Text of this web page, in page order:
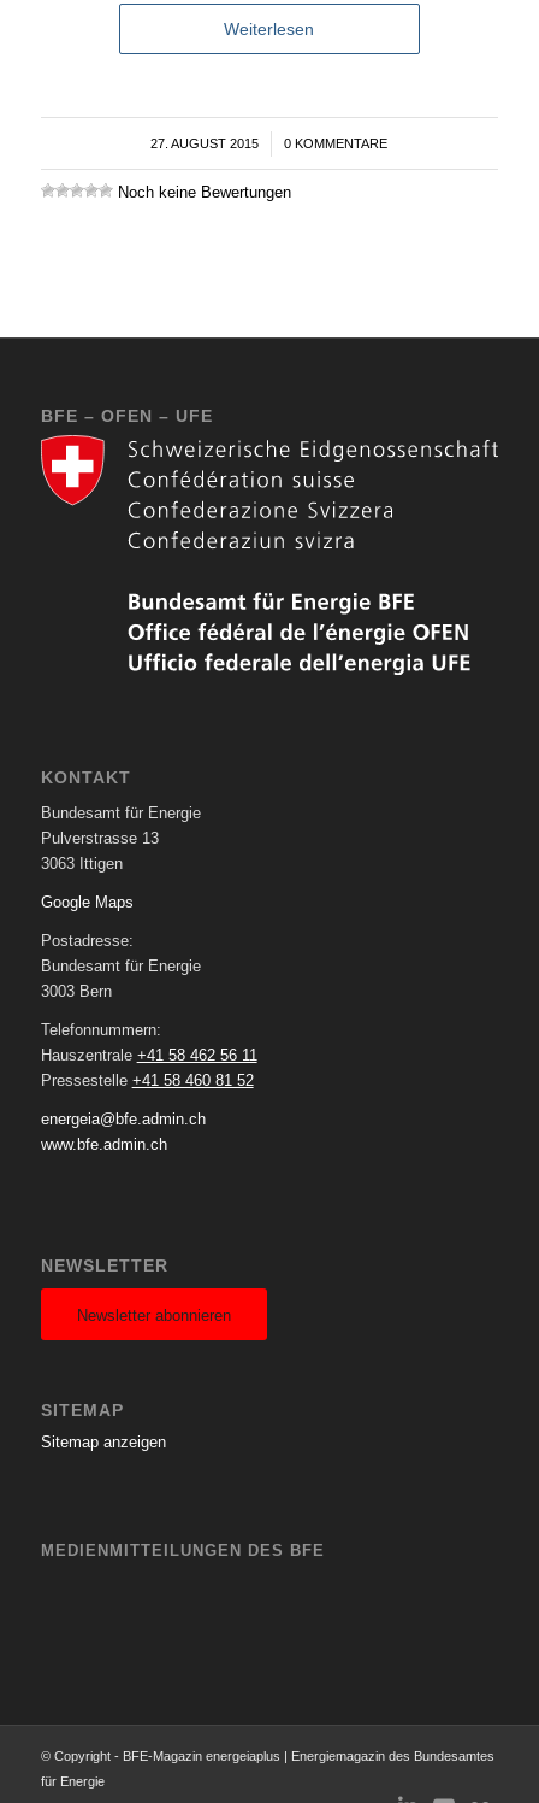
Weiterlesen
27. AUGUST 2015
/ 0 KOMMENTARE
Noch keine Bewertungen
BFE – OFEN – UFE
KONTAKT
Bundesamt für Energie
Pulverstrasse 13
3063 Ittigen
Google Maps
Postadresse:
Bundesamt für Energie
3003 Bern
Telefonnummern:
Hauszentrale +41 58 462 56 11
Pressestelle +41 58 460 81 52
energeia@bfe.admin.ch
www.bfe.admin.ch
NEWSLETTER
Newsletter abonnieren
SITEMAP
Sitemap anzeigen
MEDIENMITTEILUNGEN DES BFE
© Copyright - BFE-Magazin energeiaplus | Energiemagazin des Bundesamtes
für Energie